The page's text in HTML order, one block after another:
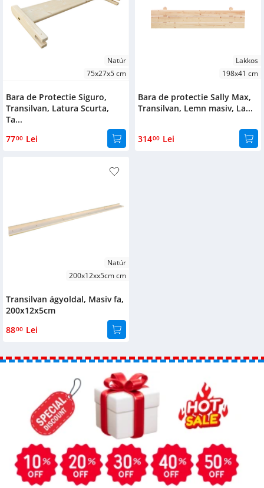
Natúr
75x27x5 cm
Bara de Protectie Siguro,
Transilvan, Latura Scurta,
Ta...
7700 Lei
Lakkos
198x41 cm
Bara de protectie Sally Max,
Transilvan, Lemn masiv, La...
31400 Lei
Natúr
200x12xx5cm cm
Transilvan ágyoldal, Masiv fa,
200x12x5cm
8800 Lei